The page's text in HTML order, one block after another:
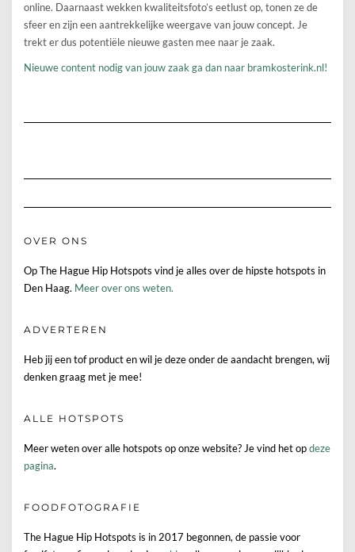
online. Daarnaast wekken kwaliteitsfoto’s eetlust op, tonen ze de
sfeer en zijn een aantrekkelijke weergave van jouw concept. Je
trekt er dus potentiële nieuwe gasten mee naar je zaak.
Nieuwe content nodig van jouw zaak ga dan naar bramkosterink.nl!
OVER ONS
Op The Hague Hip Hotspots vind je alles over de hipste hotspots in
Den Haag. Meer over ons weten.
ADVERTEREN
Heb jij een tof product en wil je deze onder de aandacht brengen, wij
denken graag met je mee!
ALLE HOTSPOTS
Meer weten over alle hotspots op onze website? Je vind het opdeze
pagina.
FOODFOTOGRAFIE
The Hague Hip Hotspots is in 2017 begonnen, de passie voor